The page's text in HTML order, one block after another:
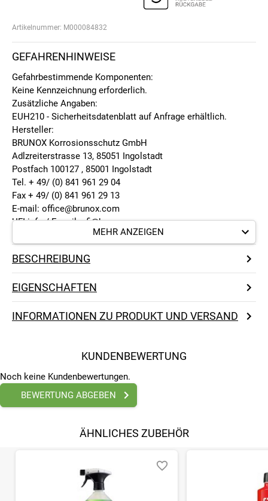
Artikelnummer: M000084832
GEFAHRENHINWEISE
Gefahrbestimmende Komponenten:
Keine Kennzeichnung erforderlich.
Zusätzliche Angaben:
EUH210 - Sicherheitsdatenblatt auf Anfrage erhältlich.
Hersteller:
BRUNOX Korrosionsschutz GmbH
Adlzreiterstrasse 13, 85051 Ingolstadt
Postfach 100127 , 85001 Ingolstadt
Tel. + 49/ (0) 841 961 29 04
Fax + 49/ (0) 841 961 29 13
E-mail: office@brunox.com
UFI info / E-mail: ufi@brunox.com
MEHR ANZEIGEN
BESCHREIBUNG
EIGENSCHAFTEN
INFORMATIONEN ZU PRODUKT UND VERSAND
KUNDENBEWERTUNG
Noch keine Kundenbewertungen.
BEWERTUNG ABGEBEN
ÄHNLICHES ZUBEHÖR